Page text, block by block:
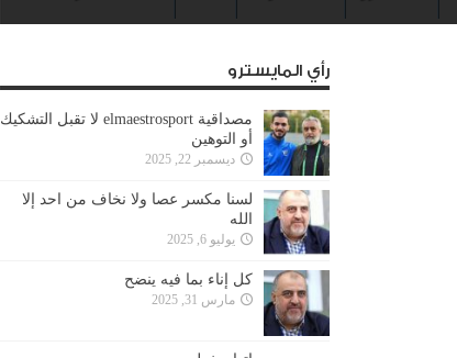
رأي المايسترو
مصداقية elmaestrosport لا تقبل التشكيك
أو التوهين
ديسمبر 22, 2025
لسنا مكسر عصا ولا نخاف من احد إلا
الله
يوليو 6, 2025
كل إناء بما فيه ينضح
مارس 31, 2025